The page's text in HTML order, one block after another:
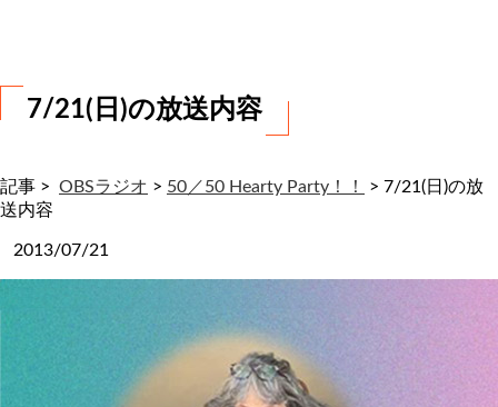
7/21(日)の放送内容
記事 > OBSラジオ > 50／50 Hearty Party！！ > 7/21(日)の放
送内容
2013/07/21